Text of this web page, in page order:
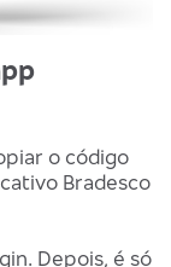
o código
Bradesco
Depois, é só